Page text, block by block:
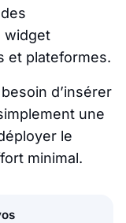
widget
et plateformes.
d’insérer
une
le
minimal.